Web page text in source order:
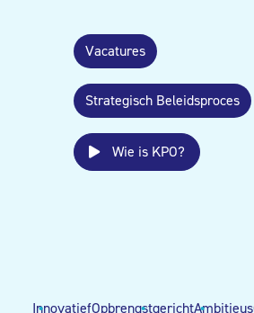
Vacatures
Strategisch Beleidsproces
Wie is KPO?
InnovatiefOpbrengstgerichtAmbitieus